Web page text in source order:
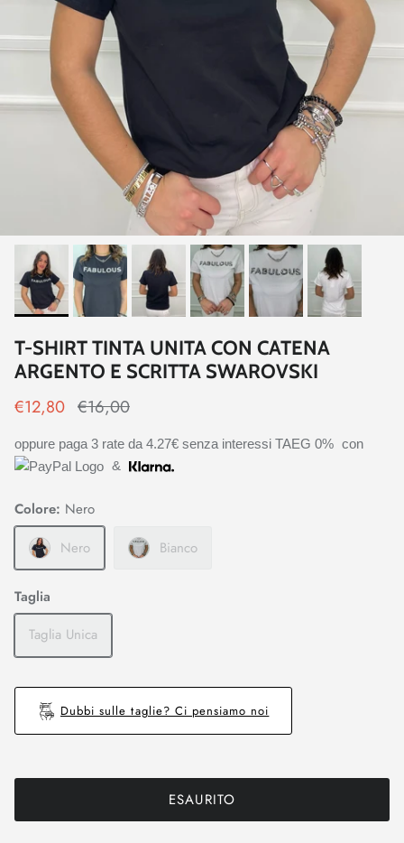
T-SHIRT TINTA UNITA CON CATENA
ARGENTO E SCRITTA SWAROVSKI
€12,80 €16,00
oppure paga 3 rate da 4.27€ senza interessi TAEG 0% con
&
Colore: Nero
Nero
Bianco
Taglia
Taglia Unica
Dubbi sulle taglie? Ci pensiamo noi
ESAURITO